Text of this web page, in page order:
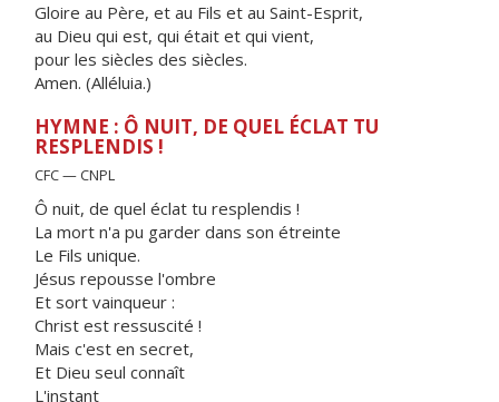
Gloire au Père, et au Fils et au Saint-Esprit,
au Dieu qui est, qui était et qui vient,
pour les siècles des siècles.
Amen. (Alléluia.)
HYMNE : Ô NUIT, DE QUEL ÉCLAT TU
RESPLENDIS !
CFC — CNPL
Ô nuit, de quel éclat tu resplendis !
La mort n'a pu garder dans son étreinte
Le Fils unique.
Jésus repousse l'ombre
Et sort vainqueur :
Christ est ressuscité !
Mais c'est en secret,
Et Dieu seul connaît
L'instant